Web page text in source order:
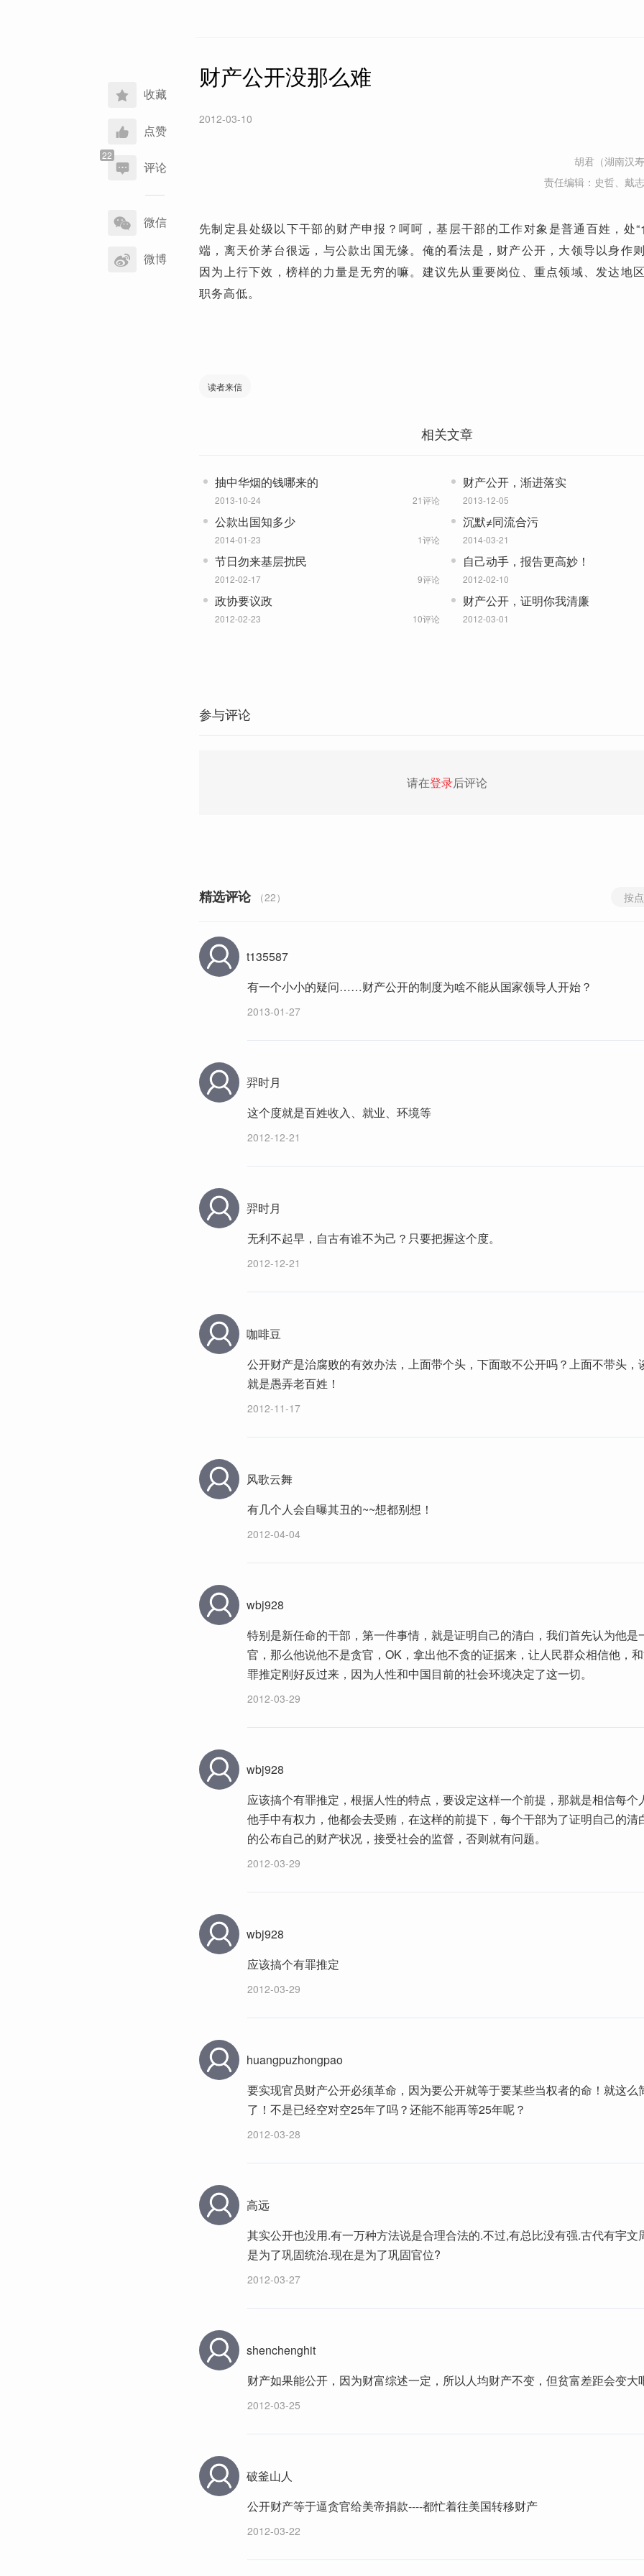
收藏
点赞
评论
享
到
微信
微博
财产公开没那么难
2012-03-10
胡君（湖南汉
责任编辑：史哲、戴
先制定县处级以下干部的财产申报？呵呵，基层干部的工作对象是普通百姓，处“
端，离天价茅台很远，与公款出国无缘。俺的看法是，财产公开，大领导以身作
因为上行下效，榜样的力量是无穷的嘛。建议先从重要岗位、重点领域、发达地
职务高低。
读者来信
相关文章
抽中华烟的钱哪来的
2013-10-24 21评论
财产公开，渐进落实
2013-12-05
公款出国知多少
2014-01-23 1评论
沉默≠同流合污
2014-03-21
节日勿来基层扰民
2012-02-17 9评论
自己动手，报告更高妙！
2012-02-10
政协要议政
2012-02-23 10评论
财产公开，证明你我清廉
2012-03-01
参与评论
请在登录后评论
精选评论 （22） 按
t135587
有一个小小的疑问……财产公开的制度为啥不能从国家领导人开始？
2013-01-27
羿时月
这个度就是百姓收入、就业、环境等
2012-12-21
羿时月
无利不起早，自古有谁不为己？只要把握这个度。
2012-12-21
咖啡豆
公开财产是治腐败的有效办法，上面带个头，下面敢不公开吗？上面不带头，
就是愚弄老百姓！
2012-11-17
风歌云舞
有几个人会自曝其丑的~~想都别想！
2012-04-04
wbj928
特别是新任命的干部，第一件事情，就是证明自己的清白，我们首先认为他是
官，那么他说他不是贪官，OK，拿出他不贪的证据来，让人民群众相信他，
罪推定刚好反过来，因为人性和中国目前的社会环境决定了这一切。
2012-03-29
wbj928
应该搞个有罪推定，根据人性的特点，要设定这样一个前提，那就是相信每个
他手中有权力，他都会去受贿，在这样的前提下，每个干部为了证明自己的清
的公布自己的财产状况，接受社会的监督，否则就有问题。
2012-03-29
wbj928
应该搞个有罪推定
2012-03-29
huangpuzhongpao
要实现官员财产公开必须革命，因为要公开就等于要某些当权者的命！就这么
了！不是已经空对空25年了吗？还能不能再等25年呢？
2012-03-28
高远
其实公开也没用.有一万种方法说是合理合法的.不过,有总比没有强.古代有宇文
是为了巩固统治.现在是为了巩固官位?
2012-03-27
shenchenghit
财产如果能公开，因为财富综述一定，所以人均财产不变，但贫富差距会变大
2012-03-25
破釜山人
公开财产等于逼贪官给美帝捐款----都忙着往美国转移财产
2012-03-22